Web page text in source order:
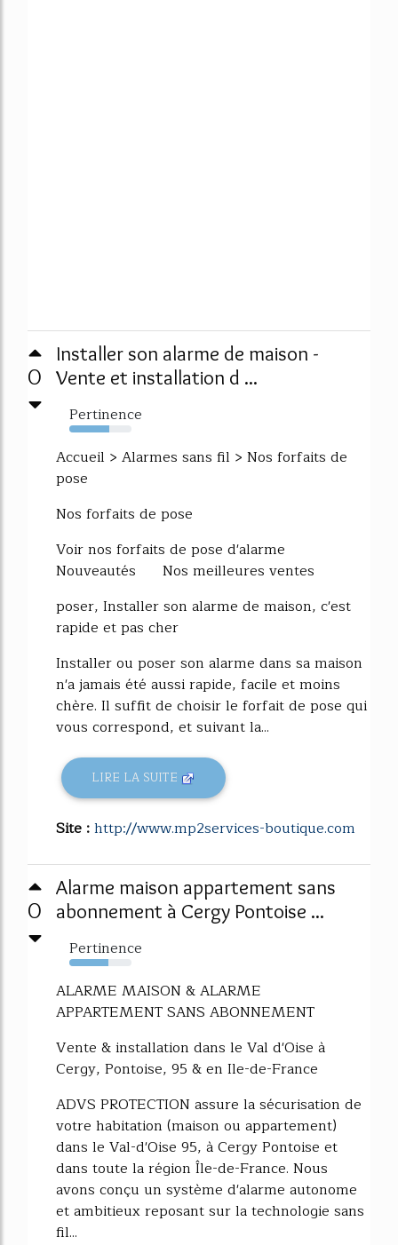
0
Installer son alarme de maison -
Vente et installation d ...
Pertinence
64%
Accueil > Alarmes sans fil > Nos forfaits de
pose
Nos forfaits de pose
Voir nos forfaits de pose d'alarme
Nouveautés Nos meilleures ventes
poser, Installer son alarme de maison, c'est
rapide et pas cher
Installer ou poser son alarme dans sa maison
n'a jamais été aussi rapide, facile et moins
chère. Il suffit de choisir le forfait de pose qui
vous correspond, et suivant la...
LIRE LA SUITE
Site :http://www.mp2services-boutique.com
0
Alarme maison appartement sans
abonnement à Cergy Pontoise ...
Pertinence
63%
ALARME MAISON & ALARME
APPARTEMENT SANS ABONNEMENT
Vente & installation dans le Val d'Oise à
Cergy, Pontoise, 95 & en Ile-de-France
ADVS PROTECTION assure la sécurisation de
votre habitation (maison ou appartement)
dans le Val-d'Oise 95, à Cergy Pontoise et
dans toute la région Île-de-France. Nous
avons conçu un système d'alarme autonome
et ambitieux reposant sur la technologie sans
fil...